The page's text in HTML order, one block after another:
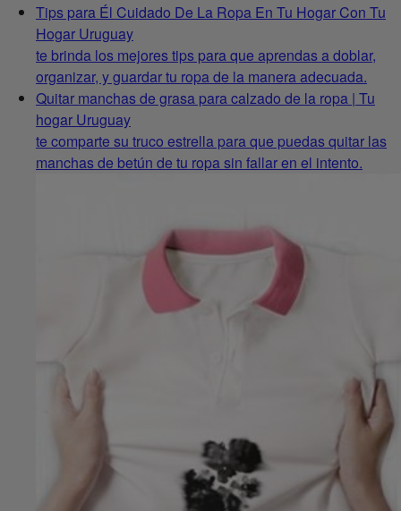
Tips para Él Cuidado De La Ropa En Tu Hogar Con Tu
Hogar Uruguay
te brinda los mejores tips para que aprendas a doblar,
organizar, y guardar tu ropa de la manera adecuada.
Quitar manchas de grasa para calzado de la ropa | Tu
hogar Uruguay
te comparte su truco estrella para que puedas quitar las
manchas de betún de tu ropa sin fallar en el intento.